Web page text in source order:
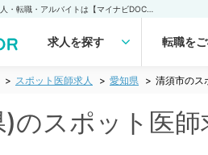
求人を探す 転職を
スポット医師求人 愛知県 清須市のス
のスポット医師